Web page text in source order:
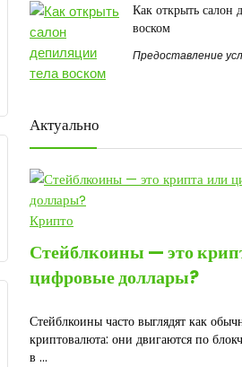
Как открыть салон
воском
Предоставление
Актуально
Крипто
Стейблкоины — это
цифровые доллары?
Стейблкоины часто выглядят как
криптовалюта: они двигаются по
в ...